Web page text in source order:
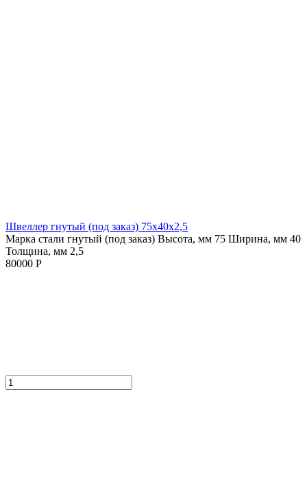
Швеллер гнутый (под заказ) 75х40х2,5
Марка стали гнутый (под заказ) Высота, мм 75 Ширина, мм 40
Толщина, мм 2,5
80000 Р